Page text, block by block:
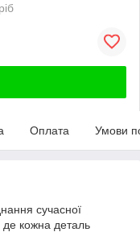
Оплата Умови
сучасної
де кожна деталь